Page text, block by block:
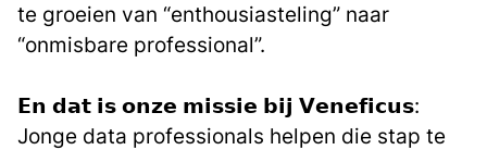
te groeien van “enthousiasteling” naar
“onmisbare professional”.
𝗘𝗻 𝗱𝗮𝘁 𝗶𝘀 𝗼𝗻𝘇𝗲 𝗺𝗶𝘀𝘀𝗶𝗲 𝗯𝗶𝗷 𝗩𝗲𝗻𝗲𝗳𝗶𝗰𝘂𝘀:
Jonge data professionals helpen die stap te